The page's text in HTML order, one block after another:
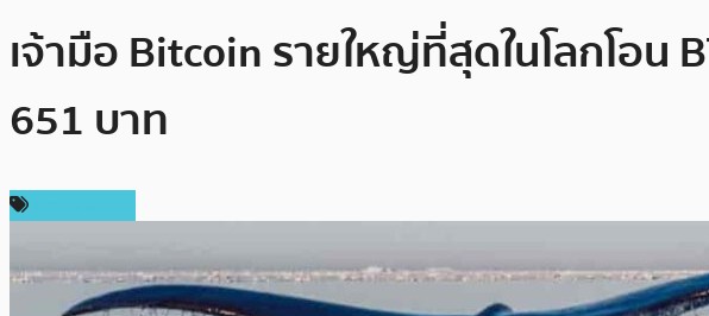
เจ้ามือ Bitcoin รายใหญ่ที่สุดในโลกโอน
651 บาท